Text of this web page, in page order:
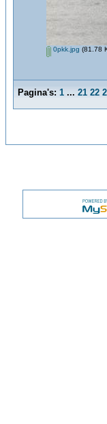
0pkk.jpg (81.78
Pagina's: 1 ... 21 22